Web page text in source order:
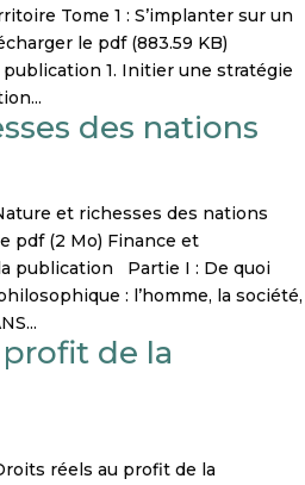
Tome 1 : S’implanter sur un
le pdf (883.59 KB)
1. Initier une stratégie
des nations
et richesses des nations
pdf (2 Mo) Finance et
publication Partie I : De quoi
: l’homme, la société,
de la
réels au profit de la